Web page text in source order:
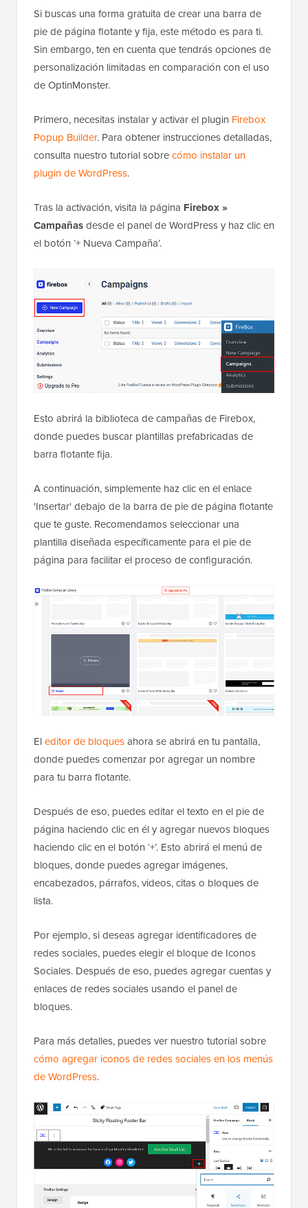
Si buscas una forma gratuita de crear una barra de
pie de página flotante y fija, este método es para ti.
Sin embargo, ten en cuenta que tendrás opciones de
personalización limitadas en comparación con el uso
de OptinMonster.
Primero, necesitas instalar y activar el plugin Firebox
Popup Builder. Para obtener instrucciones detalladas,
consulta nuestro tutorial sobrecómo instalar un
plugin de WordPress.
Tras la activación, visita la página Firebox »
Campañasdesde el panel de WordPress y haz clic en
el botón ‘+ Nueva Campaña’.
Esto abrirá la biblioteca de campañas de Firebox,
donde puedes buscar plantillas prefabricadas de
barra flotante fija.
A continuación, simplemente haz clic en el enlace
'Insertar' debajo de la barra de pie de página flotante
que te guste. Recomendamos seleccionar una
plantilla diseñada específicamente para el pie de
página para facilitar el proceso de configuración.
Eleditor de bloquesahora se abrirá en tu pantalla,
donde puedes comenzar por agregar un nombre
para tu barra flotante.
Después de eso, puedes editar el texto en el pie de
página haciendo clic en él y agregar nuevos bloques
haciendo clic en el botón ‘+’. Esto abrirá el menú de
bloques, donde puedes agregar imágenes,
encabezados, párrafos, videos, citas o bloques de
lista.
Por ejemplo, si deseas agregar identificadores de
redes sociales, puedes elegir el bloque de Iconos
Sociales. Después de eso, puedes agregar cuentas y
enlaces de redes sociales usando el panel de
bloques.
Para más detalles, puedes ver nuestro tutorial sobre
cómo agregar iconos de redes sociales en los menús
de WordPress.